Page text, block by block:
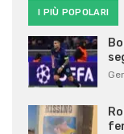
I PIÙ POPOLARI